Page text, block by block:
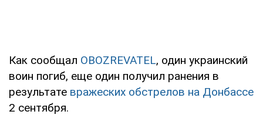
Как сообщал OBOZREVATEL, один украинский
воин погиб, еще один получил ранения в
результате вражеских обстрелов на Донбассе
2 сентября.